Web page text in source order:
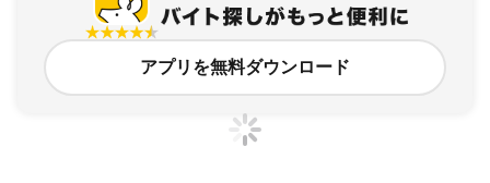
アプリを無料ダウンロード